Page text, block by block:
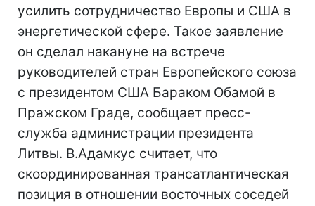
усилить сотрудничество Европы и США в
энергетической сфере. Такое заявление
он сделал накануне на встрече
руководителей стран Европейского союза
с президентом США Бараком Обамой в
Пражском Граде, сообщает пресс-
служба администрации президента
Литвы. В.Адамкус считает, что
скоординированная трансатлантическая
позиция в отношении восточных соседей